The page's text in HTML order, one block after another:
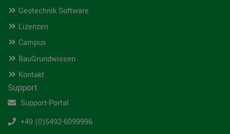
Geotechnik Software
Lizenzen
Campus
BauGrundwissen
Kontakt
Support
Support-Portal
+49 (0)5492-6099996